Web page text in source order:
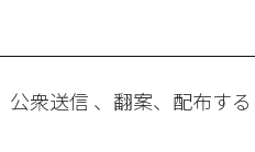
衆送信 、翻案、配布する